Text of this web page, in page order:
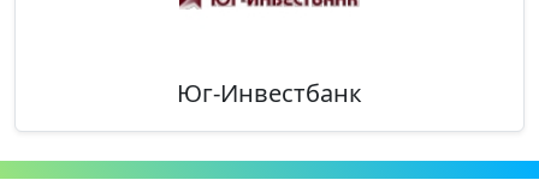
Юг-Инвестбанк